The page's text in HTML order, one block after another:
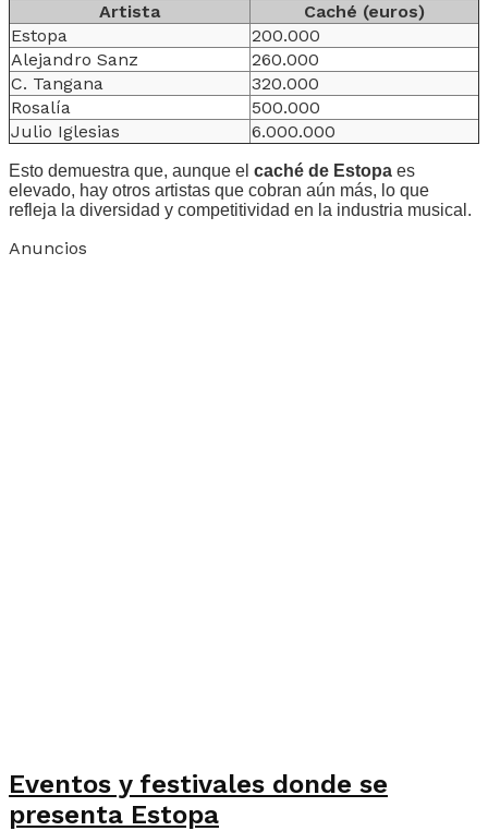
Artista
Caché (euros)
Estopa
200.000
Alejandro Sanz
260.000
C. Tangana
320.000
Rosalía
500.000
Julio Iglesias
6.000.000
Esto demuestra que, aunque el caché de Estopa es
elevado, hay otros artistas que cobran aún más, lo que
refleja la diversidad y competitividad en la industria musical.
Anuncios
Eventos y festivales donde se
presenta Estopa